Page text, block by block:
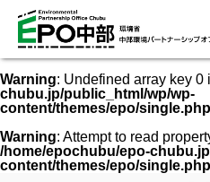
Warning: Undefined array key 0
chubu.jp/public_html/wp/wp-
content/themes/epo/single.php
Warning: Attempt to read
/home/epochubu/epo-
content/themes/epo/single.php